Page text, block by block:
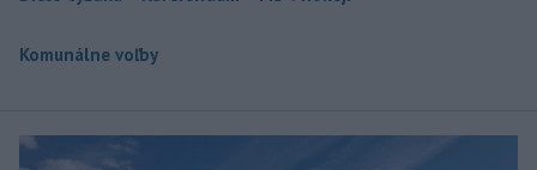
Komunálne voľby